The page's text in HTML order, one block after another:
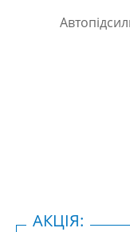
АКЦІЯ: